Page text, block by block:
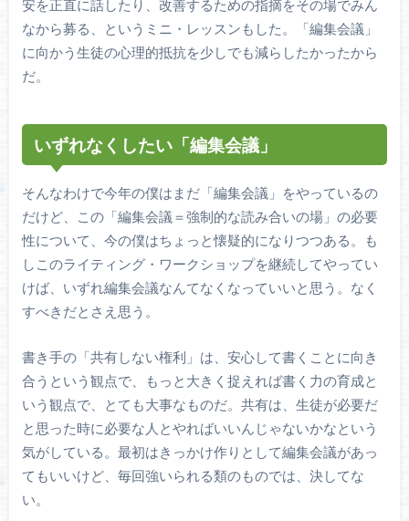
安を正直に話したり、改善するための指摘をその場でみん
なから募る、というミニ・レッスンもした。「編集会議」
に向かう生徒の心理的抵抗を少しでも減らしたかったから
だ。
いずれなくしたい「編集会議」
そんなわけで今年の僕はまだ「編集会議」をやっているの
だけど、この「編集会議＝強制的な読み合いの場」の必要
性について、今の僕はちょっと懐疑的になりつつある。も
しこのライティング・ワークショップを継続してやってい
けば、いずれ編集会議なんてなくなっていいと思う。なく
すべきだとさえ思う。
書き手の「共有しない権利」は、安心して書くことに向き
合うという観点で、もっと大きく捉えれば書く力の育成と
いう観点で、とても大事なものだ。共有は、生徒が必要だ
と思った時に必要な人とやればいいんじゃないかなという
気がしている。最初はきっかけ作りとして編集会議があっ
てもいいけど、毎回強いられる類のものでは、決してな
い。